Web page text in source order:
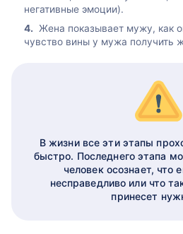
негативные эмоции).
Жена показывает мужу, как
чувство вины у мужа получить
В жизни все эти этапы
быстро. Последнего этапа
человек осознает, что
несправедливо или что
принесет